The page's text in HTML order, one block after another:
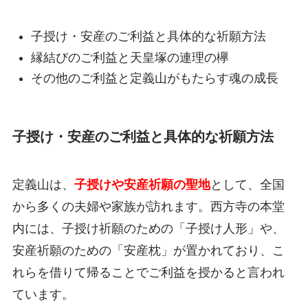
子授け・安産のご利益と具体的な祈願方法
縁結びのご利益と天皇塚の連理の欅
その他のご利益と定義山がもたらす魂の成長
子授け・安産のご利益と具体的な祈願方法
定義山は、 子授けや安産祈願の聖地として、全国
から多くの夫婦や家族が訪れます。西方寺の本堂
内には、子授け祈願のための「子授け人形」や、
安産祈願のための「安産枕」が置かれており、こ
れらを借りて帰ることでご利益を授かると言われ
ています。